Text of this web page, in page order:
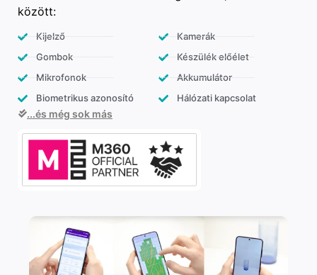
között:
Kijelző
Gombok
Mikrofonok
Biometrikus azonosító
Kamerák
Készülék előélet
Akkumulátor
Hálózati kapcsolat
...és még sok más